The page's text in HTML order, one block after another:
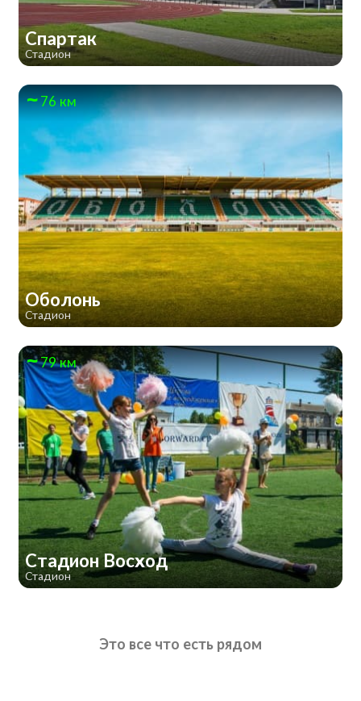
Спартак
Стадион
76 км
Оболонь
Стадион
79 км
Стадион Восход
Стадион
Это все что есть рядом